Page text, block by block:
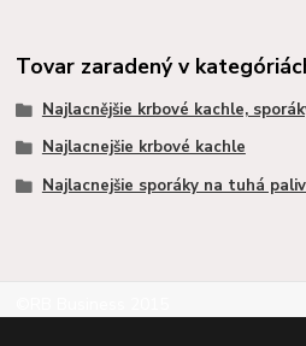
Tovar zaradený v
Najlacnějšie krbové kachle,
Najlacnejšie krbové kachle
Najlacnejšie sporáky na tuhá